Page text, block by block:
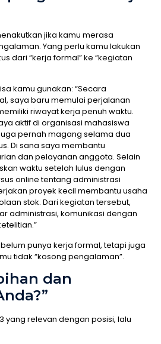
jika kamu merasa
Yang perlu kamu lakukan
dari “kerja formal” ke “kegiatan
kamu gunakan: “Secara
saya baru memulai perjalanan
riwayat kerja penuh waktu.
aktif di organisasi mahasiswa
pernah magang selama dua
Di sana saya membantu
dan pelayanan anggota. Selain
waktu setelah lulus dengan
online tentang administrasi
proyek kecil membantu usaha
stok. Dari kegiatan tersebut,
administrasi, komunikasi dengan
punya kerja formal, tetapi juga
tidak “kosong pengalaman”.
dan
yang relevan dengan posisi, lalu